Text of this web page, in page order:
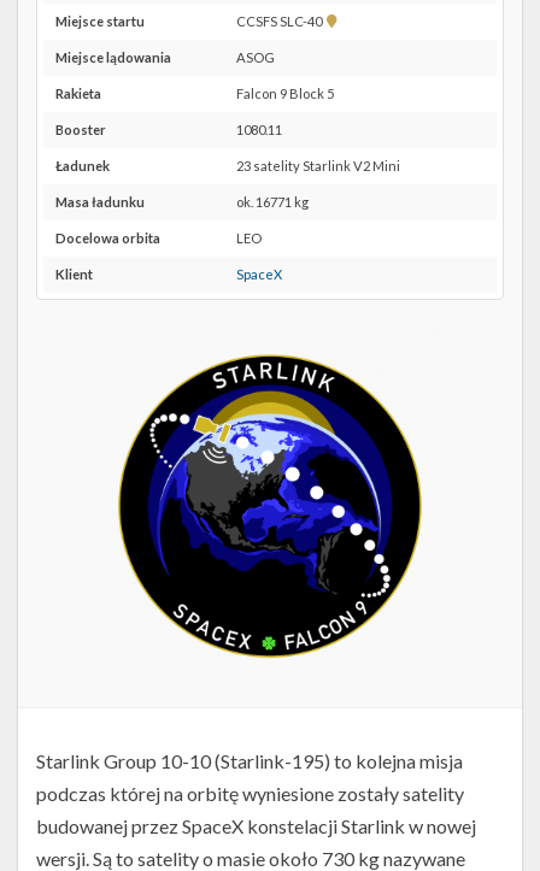
Facebook
Twitter
Kalendarze
Miejsce startu CCSFS SLC-40
Pokaż
Maps
Miejsce lądowania ASOG
Rakieta Falcon 9 Block 5
Booster 1080.11
Ładunek 23 satelity Starlink V2 Mini
Masa ładunku ok. 16771 kg
Docelowa orbita LEO
Klient SpaceX
Starlink Group 10-10 (Starlink-195) to kolejna misja
podczas której na orbitę wyniesione zostały satelity
budowanej przez SpaceX konstelacji Starlink w nowej
wersji. Są to satelity o masie około 730 kg nazywane